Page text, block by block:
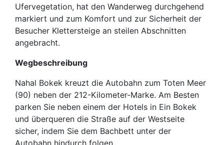
Ufervegetation, hat den Wanderweg durchgehend
markiert und zum Komfort und zur Sicherheit der
Besucher Klettersteige an steilen Abschnitten
angebracht.
Wegbeschreibung
Nahal Bokek kreuzt die Autobahn zum Toten Meer
(90) neben der 212-Kilometer-Marke. Am Besten
parken Sie neben einem der Hotels in Ein Bokek
und überqueren die Straße auf der Westseite
sicher, indem Sie dem Bachbett unter der
Autobahn hindurch folgen.